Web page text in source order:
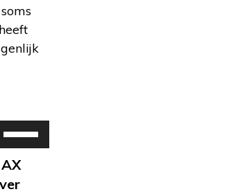
Gebruik
Omhoog/Omlaag
pijltoetsen
om